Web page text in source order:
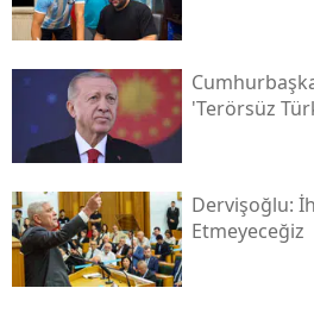
'terörsüz
Dervişoğlu:
Etmeyeceğiz